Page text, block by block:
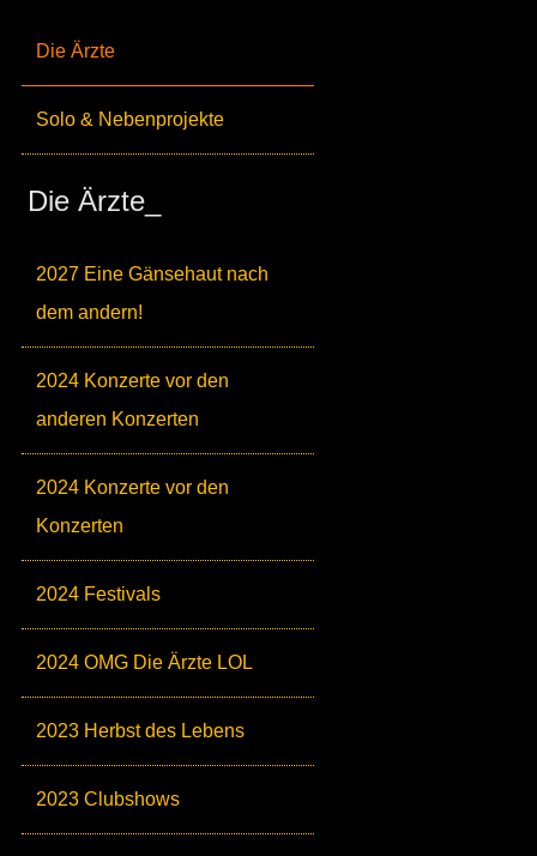
Die Ärzte
Solo & Nebenprojekte
Die Ärzte_
2027 Eine Gänsehaut nach
dem andern!
2024 Konzerte vor den
anderen Konzerten
2024 Konzerte vor den
Konzerten
2024 Festivals
2024 OMG Die Ärzte LOL
2023 Herbst des Lebens
2023 Clubshows